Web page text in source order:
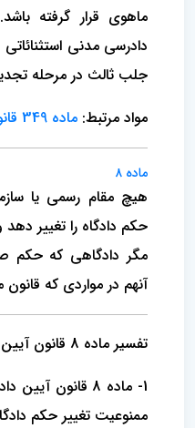
دادرسی مدنی
جلب ثالث در مرحله
مواد مرتبط: ماده 349 قانون آیین دادرسی مدنی
ماده ۸
هیچ مقام رسمی یا
حکم دادگاه را تغییر
مگر دادگاهی که حکم
آنهم در مواردی که
تفسیر ماده 8 قانون آیین دادرسی مدنی:
1- ماده 8
ممنوعیت تغییر حکم